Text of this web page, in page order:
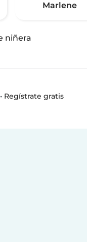
Marlene
niñera
Regístrate gratis